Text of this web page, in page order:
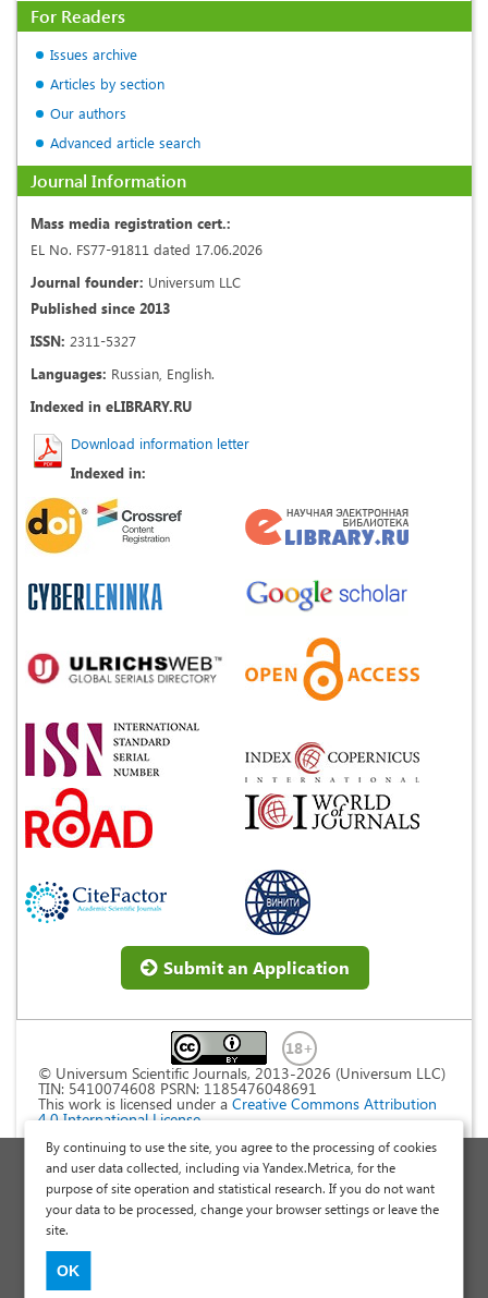
For Readers
Issues archive
Articles by section
Our authors
Advanced article search
Journal Information
Mass media registration cert.:
EL No. FS77-91811 dated 17.06.2026
Journal founder: Universum LLC
Published since 2013
ISSN: 2311-5327
Languages: Russian, English.
Indexed in eLIBRARY.RU
Download information letter
Indexed in:
Submit an Application
© Universum Scientific Journals, 2013-2026 (Universum LLC)
TIN: 5410074608 PSRN: 1185476048691
This work is licensed under a Creative Commons Attribution
4.0 International License
Personal Data Processing Policy
Public Offer Agreement
Publish a Scientific Article
International Scientific Research Journal "Universum"
By continuing to use the site, you agree to the processing of cookies
and user data collected, including via Yandex.Metrica, for the
purpose of site operation and statistical research. If you do not want
your data to be processed, change your browser settings or leave the
site.
OK